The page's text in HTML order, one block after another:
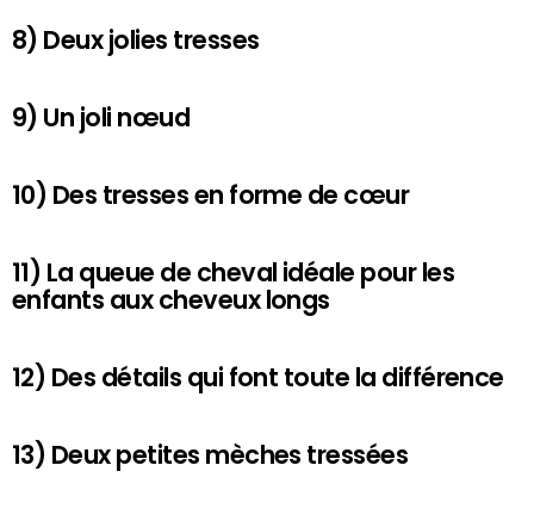
8) Deux jolies tresses
9) Un joli nœud
10) Des tresses en forme de cœur
11) La queue de cheval idéale pour les
enfants aux cheveux longs
12) Des détails qui font toute la différence
13) Deux petites mèches tressées